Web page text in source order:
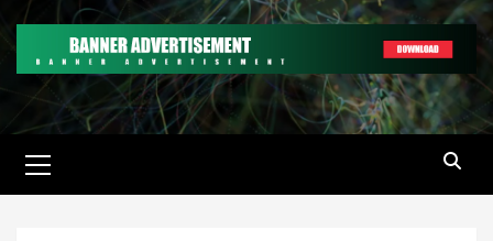
Menu